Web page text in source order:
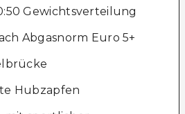
Gewichtsverteilung
Abgasnorm Euro 5+
Hubzapfen